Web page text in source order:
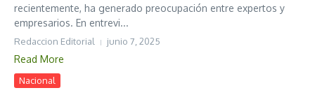
recientemente, ha generado preocupación entre expertos y
empresarios. En entrevi...
Redaccion Editorial junio 7, 2025
Read More
Nacional